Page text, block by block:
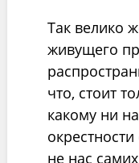
Так велико
живущего
что, стоит
какому ни
не нас